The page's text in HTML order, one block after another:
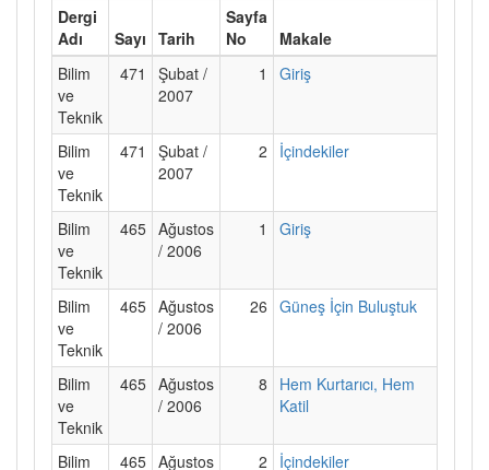
Dergi
Adı
Sayı Tarih
Sayfa
No
Makale
Bilim
ve
Teknik
471
Şubat /
2007
1 Giriş
Bilim
ve
Teknik
471
Şubat /
2007
2 İçindekiler
Bilim
ve
Teknik
465 Ağustos
/ 2006
1 Giriş
Bilim
ve
Teknik
465 Ağustos
/ 2006
26 Güneş İçin Buluştuk
Bilim
ve
Teknik
465 Ağustos
/ 2006
8
Hem Kurtarıcı, Hem
Katil
Bilim 465 Ağustos 2 İçindekiler